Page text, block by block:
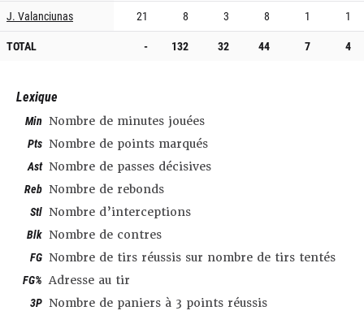
J. Valanciunas
21 8 3 8 1
1
TOTAL
- 132 32 44 7 4
Lexique
Min Nombre de minutes jouées
Pts Nombre de points marqués
Ast Nombre de passes décisives
Reb Nombre de rebonds
Stl Nombre d’interceptions
Blk Nombre de contres
FG Nombre de tirs réussis sur nombre de tirs tentés
FG% Adresse au tir
3P Nombre de paniers à 3 points réussis